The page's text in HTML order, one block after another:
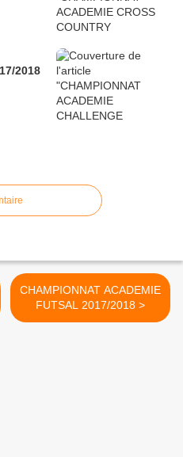
2018
CHAMPIONNAT ACADEMIE
FUTSAL 2017/2018 >